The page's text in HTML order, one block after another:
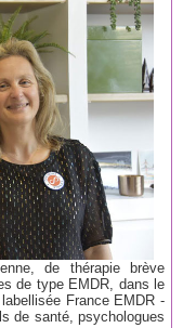
de thérapie brève
de type EMDR, dans le
France EMDR -
de santé, psychologues